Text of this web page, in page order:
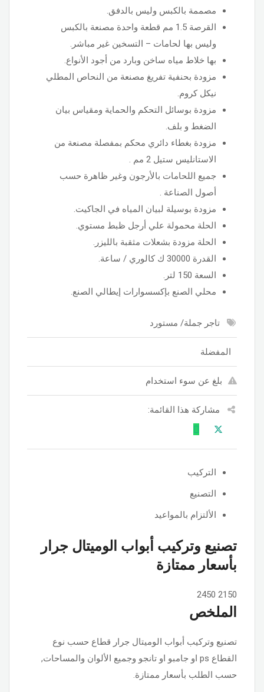
مصممة بالكبس وليس بالدفق.
القرصة 1.5 مم قطعة واحدة مصنعة بالكبس
وليس بها لحامات – التسخين غير مباشر.
بها خلاط مياه ساخن وبارد من أجود الأنواع.
مزودة بحنفية تفريغ مصنعة من النحاص المطلي
نيكل كروم.
مزودة بوسائل التحكم والحماية ومقياس بيان
الضغط و بلف.
مزودة بغطاء دائري محكم بمفصلة مصنعة من
الاستانليس ستيل 2 مم .
جميع اللحامات بالأرجون وغير ظاهرة حسب
أصول الصناعة .
مزودة بوسيلة لبيان المياه في الجاكيت.
الحلة محمولة علي أرجل ظبط مستوي.
الحلة مزودة بشعلات مثقبة بالليزر.
القدرة 30000 ك كالوري / ساعة.
السعة 150 لتر.
محلي الصنع بإكسسوارات إيطالي الصنع.
تاجر جملة/ مستورد
المفضلة
بلغ عن سوء استخدام
مشاركة هذا القائمة:
التركيب
التصنيع
الألتزام بالمواعيد
تصنيع وتركيب أبواب الوميتال جرار
بأسعار ممتازة
2150
2450
الملخص
تصنيع وتركيب أبواب الوميتال جرار قطاع حسب نوع
القطاع ps او جامبو او تانجو وجميع الألوان والمساحات,
حسب الطلب بأسعار ممتازة.